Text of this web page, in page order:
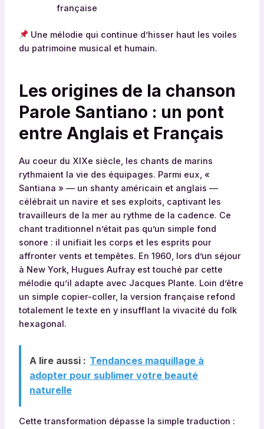
française
Une mélodie qui continue d’hisser haut les voiles
du patrimoine musical et humain.
Les origines de la chanson
Parole Santiano : un pont
entre Anglais et Français
Au coeur du XIXe siècle, les chants de marins
rythmaient la vie des équipages. Parmi eux, «
Santiana » — un shanty américain et anglais —
célébrait un navire et ses exploits, captivant les
travailleurs de la mer au rythme de la cadence. Ce
chant traditionnel n’était pas qu’un simple fond
sonore : il unifiait les corps et les esprits pour
affronter vents et tempêtes. En 1960, lors d’un séjour
à New York, Hugues Aufray est touché par cette
mélodie qu’il adapte avec Jacques Plante. Loin d’être
un simple copier-coller, la version française refond
totalement le texte en y insufflant la vivacité du folk
hexagonal.
A lire aussi : Tendances maquillage à
adopter pour sublimer votre beauté
naturelle
Cette transformation dépasse la simple traduction :